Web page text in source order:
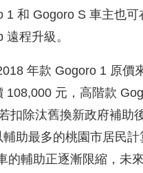
1 和 Gogoro S 車主也可
程升級。
年款 Gogoro 1 原價
108,000 元，高階款
扣除汰舊換新政府補助
助最多的桃園市居民計
的輔助正逐漸限縮，未